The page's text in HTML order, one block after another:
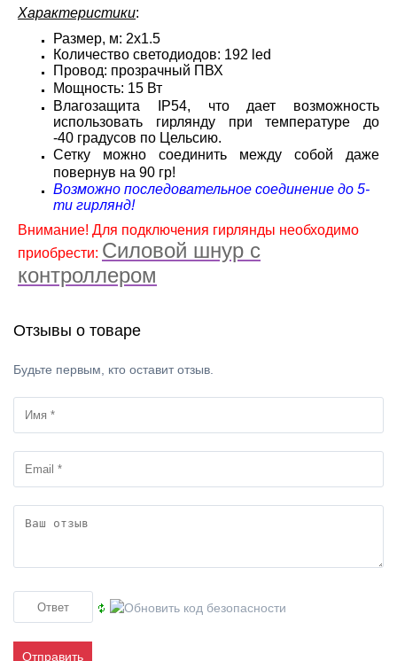
Характеристики:
Размер, м: 2х1.5
Количество светодиодов: 192 led
Провод: прозрачный ПВХ
Мощность: 15 Вт
Влагозащита IP54, что дает возможность
использовать гирлянду при температуре до
-40 градусов по Цельсию.
Сетку можно соединить между собой даже
повернув на 90 гр!
Возможно последовательное соединение до 5-
ти гирлянд!
Внимание! Для подключения гирлянды необходимо
приобрести: Силовой шнур с
контроллером
Отзывы о товаре
Будьте первым, кто оставит отзыв.
Отправить